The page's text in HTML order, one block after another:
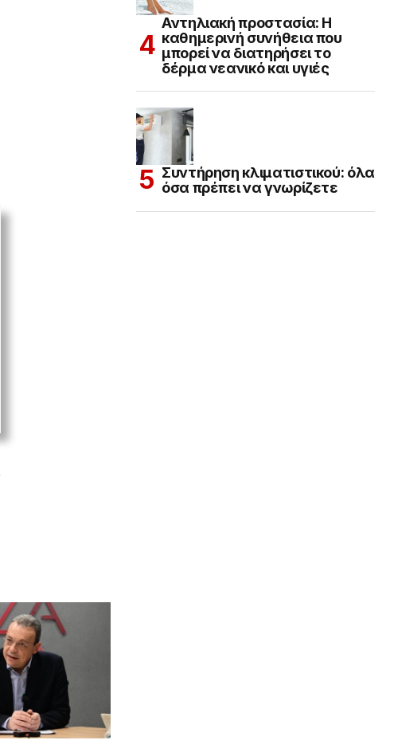
Αντηλιακή προστασία: Η
καθημερινή συνήθεια που
μπορεί να διατηρήσει το
δέρμα νεανικό και υγιές
Συντήρηση κλιματιστικού: όλα
όσα πρέπει να γνωρίζετε